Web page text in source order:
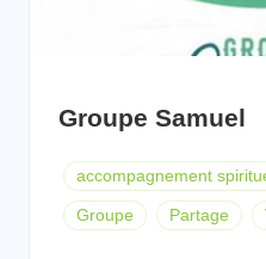
Groupe Samuel
accompagnement
Groupe Partage